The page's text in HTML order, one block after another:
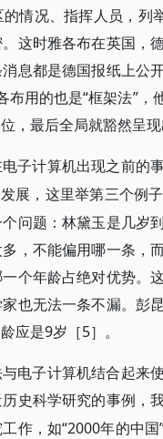
情况、指挥人员，列
这时雅各布在英国，
息都是德国报纸上公
布用的也是“框架法”
，最后全局就豁然呈现
子计算机出现之前的
展，这里举第三个例
问题：林黛玉是几岁
，不能偏用哪一条，
个年龄占绝对优势。
也无法一条不漏。彭
应是9岁［5］。
电子计算机结合起来
史科学研究的事例，
作，如“2000年的中